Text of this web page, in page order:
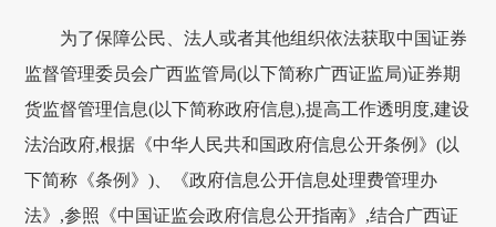
为了保障公民、法人或者其他组织依法获取中国证券
监督管理委员会广西监管局(以下简称广西证监局)证券期
货监督管理信息(以下简称政府信息),提高工作透明度,建设
法治政府,根据《中华人民共和国政府信息公开条例》(以
下简称《条例》)、《政府信息公开信息处理费管理办
法》,参照《中国证监会政府信息公开指南》,结合广西证